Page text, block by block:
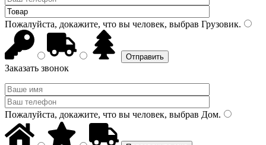
Пожалуйста, докажите, что вы человек, выбрав Грузовик.
Заказать звонок
Пожалуйста, докажите, что вы человек, выбрав Дом.